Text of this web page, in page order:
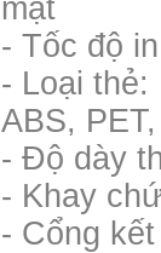
mặt
- Tốc độ
- Loại thẻ:
ABS,
- Độ dày
- Khay
- Cổng